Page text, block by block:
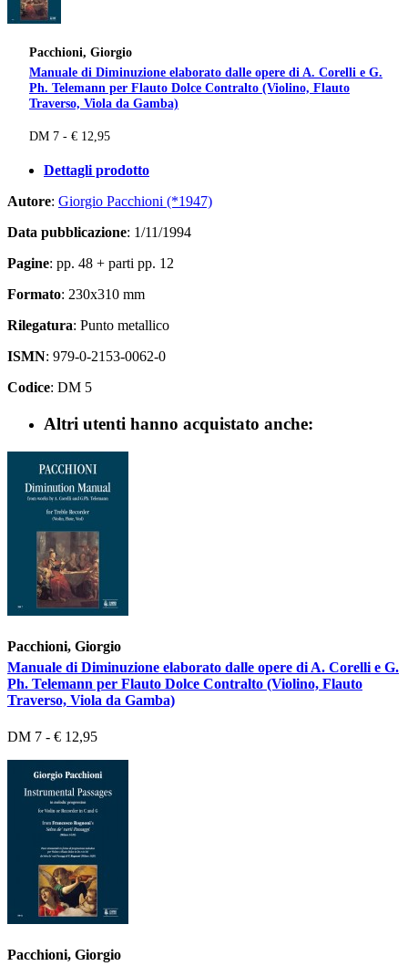
Pacchioni, Giorgio
Manuale di Diminuzione elaborato dalle opere di A. Corelli e G.
Ph. Telemann per Flauto Dolce Contralto (Violino, Flauto
Traverso, Viola da Gamba)
DM 7 - € 12,95
Dettagli prodotto
Autore: Giorgio Pacchioni (*1947)
Data pubblicazione: 1/11/1994
Pagine: pp. 48 + parti pp. 12
Formato: 230x310 mm
Rilegatura: Punto metallico
ISMN: 979-0-2153-0062-0
Codice: DM 5
Altri utenti hanno acquistato anche:
Pacchioni, Giorgio
Manuale di Diminuzione elaborato dalle opere di A. Corelli e G.
Ph. Telemann per Flauto Dolce Contralto (Violino, Flauto
Traverso, Viola da Gamba)
DM 7 - € 12,95
Pacchioni, Giorgio